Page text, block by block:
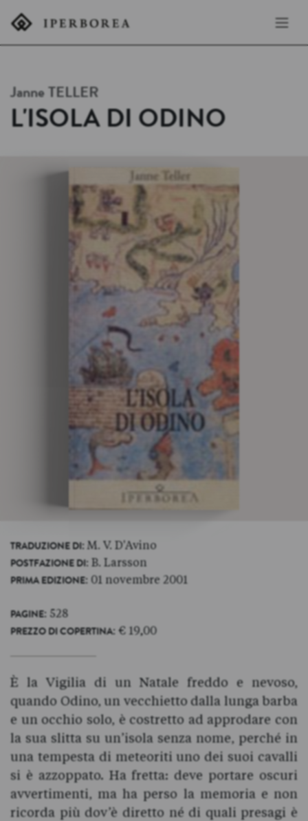
Janne TELLER
L'ISOLA DI ODINO
TRADUZIONE DI: M. V. D'Avino
POSTFAZIONE DI: B. Larsson
PRIMA EDIZIONE: 01 novembre 2001
PAGINE: 528
PREZZO DI COPERTINA: € 19,00
È la Vigilia di un Natale freddo e nevoso,
quando Odino, un vecchietto dalla lunga barba
e un occhio solo, è costretto ad approdare con
la sua slitta su un’isola senza nome, perché in
una tempesta di meteoriti uno dei suoi cavalli
si è azzoppato. Ha fretta: deve portare oscuri
avvertimenti, ma ha perso la memoria e non
ricorda più dov’è diretto né di quali presagi è